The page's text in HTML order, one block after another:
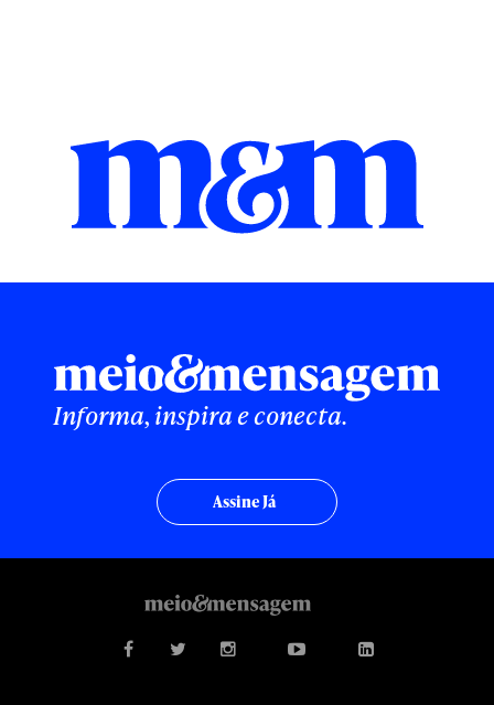
Informa, inspira e conecta.
Assine Já